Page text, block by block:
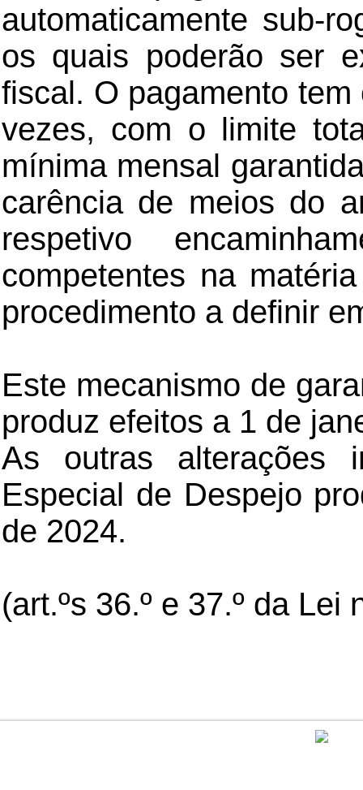
automaticamente sub-
os quais poderão ser
fiscal. O pagamento
vezes, com o limite
mínima mensal
carência de meios do
respetivo
competentes na
procedimento a definir
Este mecanismo de
produz efeitos a 1 de
As outras alterações
Especial de Despejo
de 2024.
(art.ºs 36.º e 37.º da